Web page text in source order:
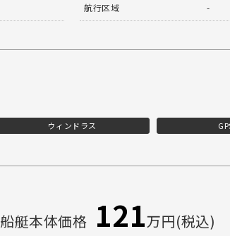
航行区域 -
ウィンドラス
船艇本体価格 121万円(税込)